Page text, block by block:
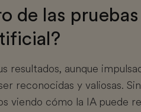
de las
resultados, aunque
reconocidas y valiosas.
viendo cómo la IA puede